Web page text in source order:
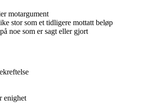
motargument
stor som et tidligere mottatt beløp
noe som er sagt eller gjort
enighet